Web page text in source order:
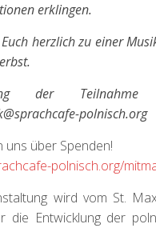
erklingen.
herzlich zu einer
der
polnisch.org
uns über Spenden!
polnisch.org/
wird vom St.
die Entwicklung der